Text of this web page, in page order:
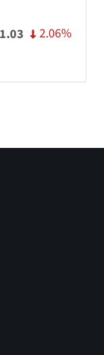
1.03 2.06%